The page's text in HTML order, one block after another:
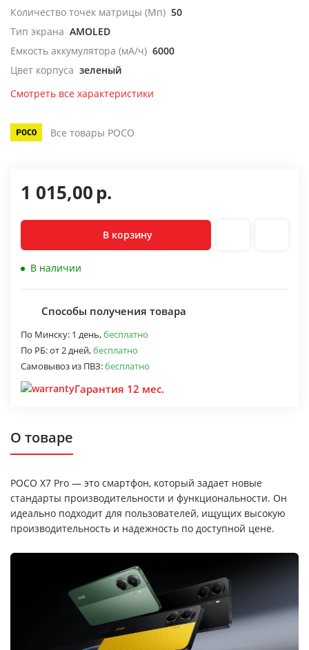
Количество точек матрицы (Мп) 50
Тип экрана AMOLED
Емкость аккумулятора (мА/ч) 6000
Цвет корпуса зеленый
Смотреть все характеристики
Все товары POCO
1 015,00р.
В корзину
В наличии
Способы получения товара
По Минску: 1 день,бесплатно
По РБ:от 2 дней,бесплатно
Самовывоз из ПВЗ:бесплатно
Гарантия 12 мес.
О товаре
POCO X7 Pro — это смартфон, который задает новые
стандарты производительности и функциональности. Он
идеально подходит для пользователей, ищущих высокую
производительность и надежность по доступной цене.